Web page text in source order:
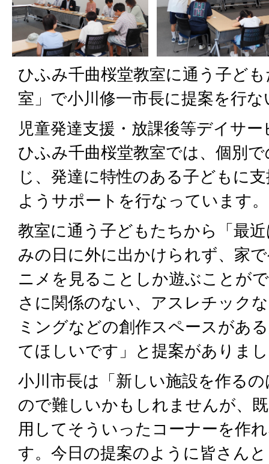
ひふみ千曲桜堂教室に通う子ど
室」で小川修一市長に提案を行
児童発達支援・放課後等デイサ
ひふみ千曲桜堂教室では、個別
じ、発達に特性のある子どもに
ようサポートを行なっています。
教室に通う子どもたちから「最
みの日に外に出かけられず、家
ニメを見ることしか遊ぶことが
さに関係のない、アスレチック
ミングなどの創作スペースがあ
てほしいです」と提案がありま
小川市長は「新しい施設を作る
ので難しいかもしれませんが、
用してそういったコーナーを作
す。今日の提案のように皆さん